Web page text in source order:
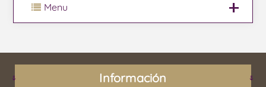
Menu
Información